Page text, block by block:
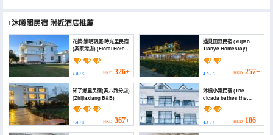
沐曦閣民宿 附近酒店推薦
花築·崇明玥庭·時光里民宿
(奚家港店) (Floral Hotel ·
Time Village Hotel
(Xijiagang Branch))
4.8 / 5 HKD 326+
遇見田野民宿 (Yujian
Tianye Homestay)
4.9/ 5 HKD 257+
知了鄉里民宿(奚八路分店)
(Zhijiaxiang B&B)
4.6 / 5 HKD 367+
沐楓小築民宿 (The
cicada bathes the
breeze the lodging
house)
4.5/ 5 HKD 186+